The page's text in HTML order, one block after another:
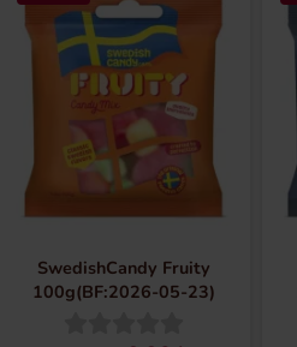
produkter, som både
SwedishCandy Fruity
100g(BF:2026-05-23)